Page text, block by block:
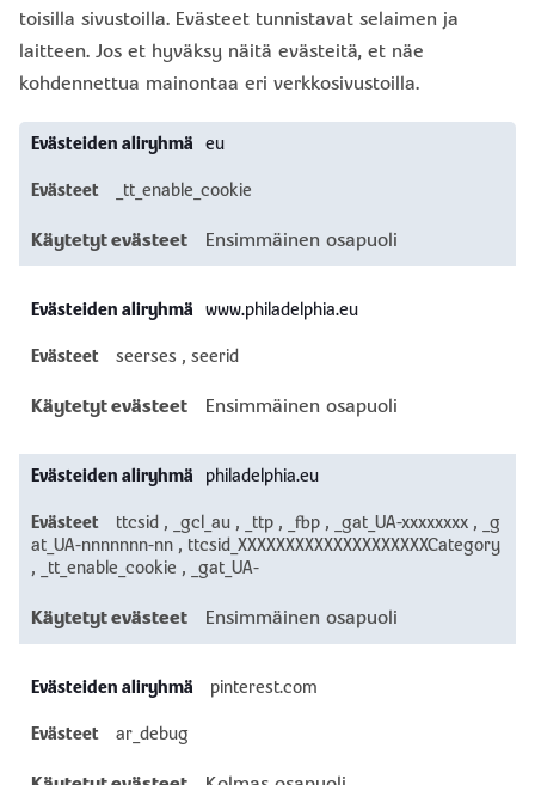
toisilla sivustoilla. Evästeet tunnistavat selaimen ja
laitteen. Jos et hyväksy näitä evästeitä, et näe
kohdennettua mainontaa eri verkkosivustoilla.
Kohdistamisevästeet
eu
_tt_enable_cookie
Ensimmäinen osapuoli
www.philadelphia.eu
seerses , seerid
Ensimmäinen osapuoli
philadelphia.eu
ttcsid , _gcl_au , _ttp , _fbp , _gat_UA-xxxxxxxx ,
_g
at_UA-nnnnnnn-nn , ttcsid_XXXXXXXXXXXXXXXXXXXXCategory
,
_tt_enable_cookie , _gat_UA-
Ensimmäinen osapuoli
pinterest.com
ar_debug